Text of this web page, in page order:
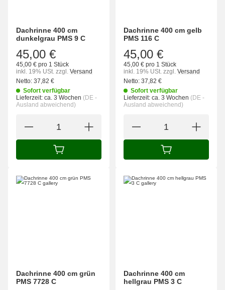
Dachrinne 400 cm
dunkelgrau PMS 9 C
45,00 €
45,00 € pro 1 Stück
inkl. 19% USt. zzgl. Versand
Netto: 37,82 €
Sofort verfügbar
Lieferzeit: ca. 3 Wochen (DE -
Ausland abweichend)
IN DEN WARENKORB
Dachrinne 400 cm gelb
PMS 116 C
45,00 €
45,00 € pro 1 Stück
inkl. 19% USt. zzgl. Versand
Netto: 37,82 €
Sofort verfügbar
Lieferzeit: ca. 3 Wochen (DE -
Ausland abweichend)
IN DEN
Dachrinne 400 cm grün
PMS 7728 C
Dachrinne 400 cm
hellgrau PMS 3 C